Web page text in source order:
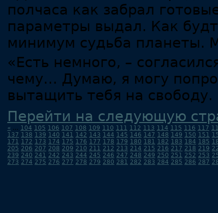
полчаса как забрал
параметры выдал. Как
минимум судьба планеты.
«Есть немного, –
чему… Думаю, я могу
вытащить тебя на
Перейти на следующую
« ... 104 105 106 107 108 109 110 111 112 113 114 115 116 117
137 138 139 140 141 142 143 144 145 146 147 148 149 150 151
171 172 173 174 175 176 177 178 179 180 181 182 183 184 185
205 206 207 208 209 210 211 212 213 214 215 216 217 218 219
239 240 241 242 243 244 245 246 247 248 249 250 251 252 253
273 274 275 276 277 278 279 280 281 282 283 284 285 286 287